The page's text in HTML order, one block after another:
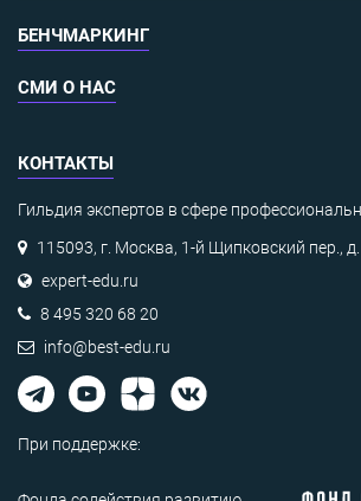
БЕНЧМАРКИНГ
СМИ О НАС
КОНТАКТЫ
Гильдия экспертов в сфере
115093, г. Москва, 1-й Щипковский пер.,
expert-edu.ru
8 495 320 68 20
info@best-edu.ru
При поддержке: